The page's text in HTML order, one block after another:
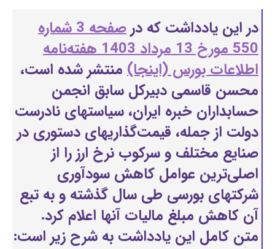
در این یادداشت که در
صفحه 3 شماره
550 مورخ 13 مرداد 1403 هفته‌نامه
اطلاعات بورس (اینجا)منتشر شده است،
محسن قاسمی دبیرکل سابق انجمن
حسابداران خبره ایران، سیاستهای نادرست
دولت از جمله، قیمت‌گذاریهای دستوری در
صنایع مختلف و سرکوب نرخ ارز را از
اصلی‌ترین عوامل کاهش سودآوری
شرکتهای بورسی طی سال گذشته و به تبع
آن کاهش مبلغ مالیات آنها اعلام کرد.
متن کامل این یادداشت به شرح زیر است: